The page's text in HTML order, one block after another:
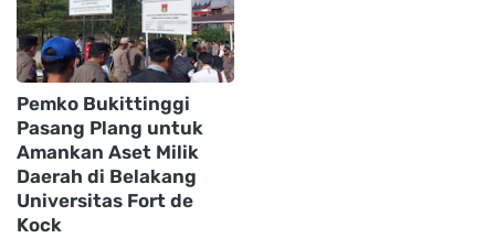
Pemko Bukittinggi
Pasang Plang untuk
Amankan Aset Milik
Daerah di Belakang
Universitas Fort de
Kock